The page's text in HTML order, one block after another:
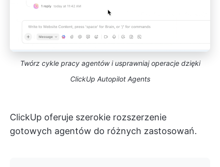
Twórz cykle pracy agentów i usprawniaj operacje dzięki
ClickUp Autopilot Agents
ClickUp oferuje szerokie rozszerzenie
gotowych agentów do różnych zastosowań.